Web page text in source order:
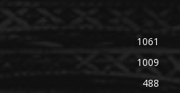
1061
1009
488